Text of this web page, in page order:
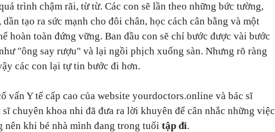
trình chậm rãi, từ từ. Các con sẽ lần theo những bức tường,
tạo ra sức mạnh cho đôi chân, học cách cân bằng và một
hoàn toàn đứng vững. Ban đầu con sẽ chỉ bước được vài bước
"ông say rượu" và lại ngồi phịch xuống sàn. Nhưng rõ ràng
các con lại tự tin bước đi hơn.
vấn Y tế cấp cao của website yourdoctors.online và bác sĩ
sĩ chuyên khoa nhi đã đưa ra lời khuyên để cân nhắc những việc
nên khi bé nhà mình đang trong tuổi tập đi.